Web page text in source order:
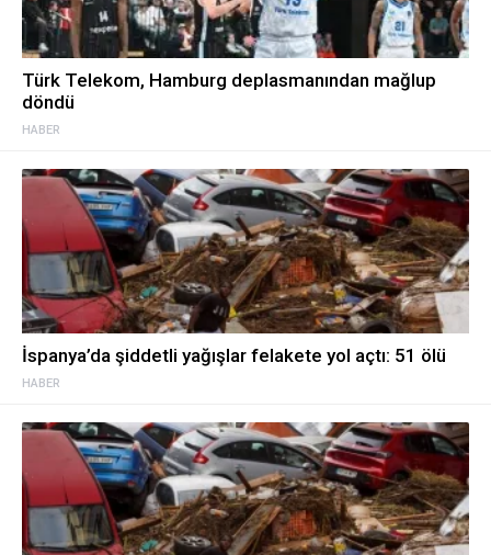
HABER
Türk Telekom, Hamburg deplasmanından mağlup
döndü
HABER
İspanya’da şiddetli yağışlar felakete yol açtı: 51 ölü